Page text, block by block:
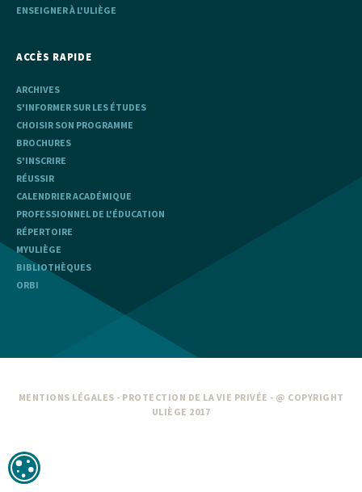
ENSEIGNER À L'ULIÈGE
ACCÈS RAPIDE
ARCHIVES
S'INFORMER SUR LES ÉTUDES
CHOISIR SON PROGRAMME
BROCHURES
S'INSCRIRE
RÉUSSIR
CALENDRIER ACADÉMIQUE
PROFESSIONNEL DE L'ÉDUCATION
RÉPERTOIRE
MYULIÈGE
BIBLIOTHÈQUES
ORBI
MENTIONS LÉGALES - PROTECTION DE LA VIE PRIVÉE - @ COPYRIGHT
ULIÈGE 2017